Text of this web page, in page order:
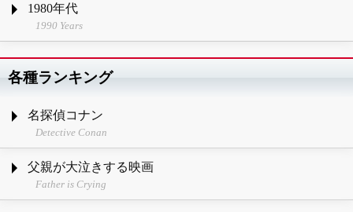
1980年代
1990 Years
各種ランキング
名探偵コナン
Detective Conan
父親が大泣きする映画
Father is Crying